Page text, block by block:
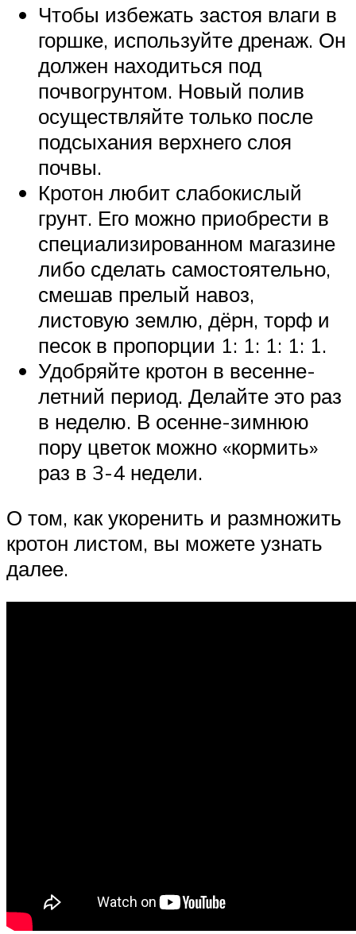
Чтобы избежать застоя влаги в
горшке, используйте дренаж. Он
должен находиться под
почвогрунтом. Новый полив
осуществляйте только после
подсыхания верхнего слоя
почвы.
Кротон любит слабокислый
грунт. Его можно приобрести в
специализированном магазине
либо сделать самостоятельно,
смешав прелый навоз,
листовую землю, дёрн, торф и
песок в пропорции 1: 1: 1: 1: 1.
Удобряйте кротон в весенне-
летний период. Делайте это раз
в неделю. В осенне-зимнюю
пору цветок можно «кормить»
раз в 3-4 недели.
О том, как укоренить и размножить
кротон листом, вы можете узнать
далее.